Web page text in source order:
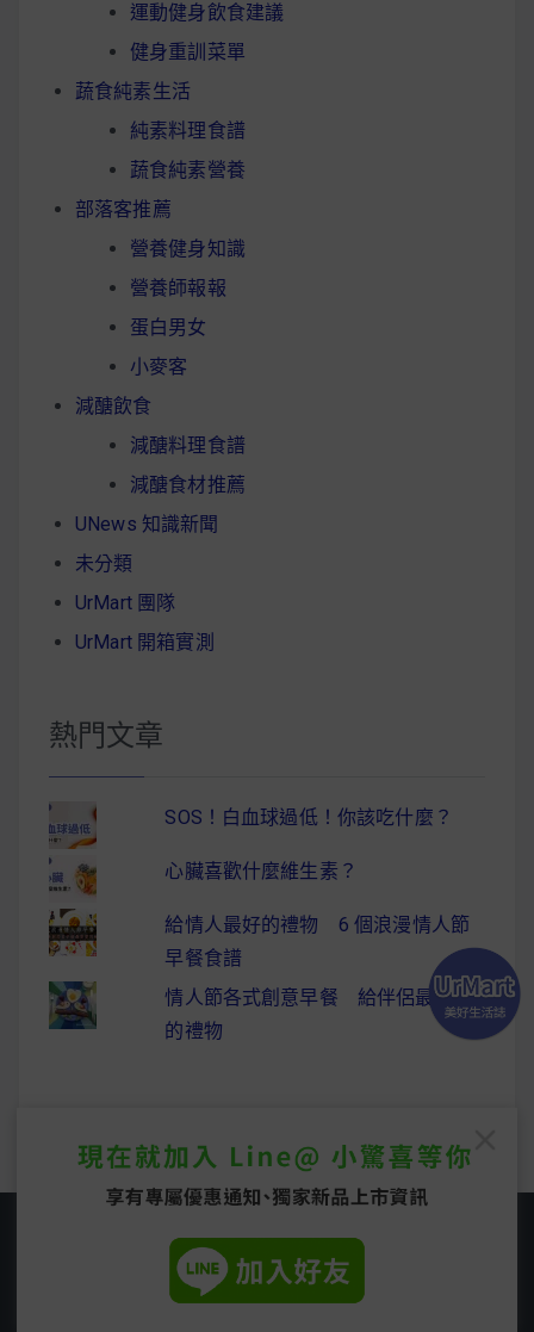
運動健身飲食建議
健身重訓菜單
蔬食純素生活
純素料理食譜
蔬食純素營養
部落客推薦
營養健身知識
營養師報報
蛋白男女
小麥客
減醣飲食
減醣料理食譜
減醣食材推薦
UNews 知識新聞
未分類
UrMart 團隊
UrMart 開箱實測
熱門文章
SOS！白血球過低！你該吃什麼？
心臟喜歡什麼維生素？
給情人最好的禮物 6 個浪漫情人節
早餐食譜
情人節各式創意早餐 給伴侶最驚喜
的禮物
UrMart 美好生活誌. All rights
Easyblog Theme by